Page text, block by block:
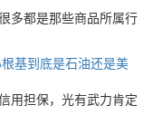
多都是那些商品所属行
基到底是石油还是美
用担保，光有武力肯定